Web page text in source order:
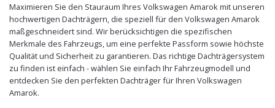
Maximieren Sie den Stauraum Ihres Volkswagen Amarok mit unseren
hochwertigen Dachträgern, die speziell für den Volkswagen Amarok
maßgeschneidert sind. Wir berücksichtigen die spezifischen
Merkmale des Fahrzeugs, um eine perfekte Passform sowie höchste
Qualität und Sicherheit zu garantieren. Das richtige Dachträgersystem
zu finden ist einfach - wählen Sie einfach Ihr Fahrzeugmodell und
entdecken Sie den perfekten Dachträger für Ihren Volkswagen
Amarok.